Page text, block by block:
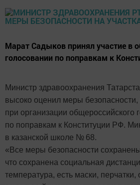
Марат Садыков принял участие в
голосовании по поправкам к
Министр здравоохранения
высоко оценил меры
при организации общероссийского
по поправкам к Конституции РФ.
в казанской школе № 68.
«Все меры безопасности
что сохранена социальная
температура, есть маски,